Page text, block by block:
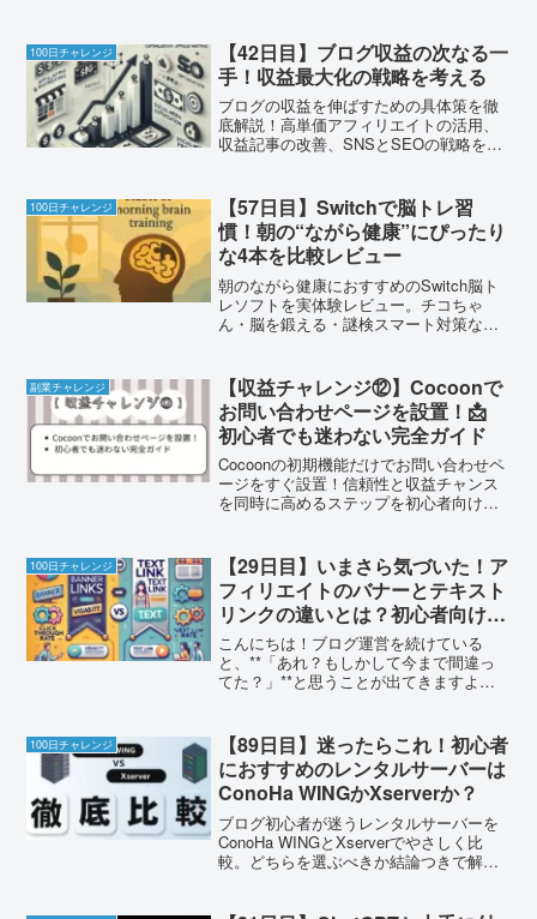
100日チャレンジ
【42日目】ブログ収益の次なる一
手！収益最大化の戦略を考える
ブログの収益を伸ばすための具体策を徹
底解説！高単価アフィリエイトの活用、
収益記事の改善、SNSとSEOの戦略を紹
100日チャレンジ
【57日目】Switchで脳トレ習
慣！朝の“ながら健康”にぴったり
な4本を比較レビュー
朝のながら健康におすすめのSwitch脳ト
レソフトを実体験レビュー。チコちゃ
ん・脳を鍛える・謎検スマート対策など4
副業チャレンジ
【収益チャレンジ⑫】Cocoonで
お問い合わせページを設置！📩
初心者でも迷わない完全ガイド
Cocoonの初期機能だけでお問い合わせペ
ージをすぐ設置！信頼性と収益チャンス
を同時に高めるステップを初心者向けに
100日チャレンジ
【29日目】いまさら気づいた！ア
フィリエイトのバナーとテキスト
リンクの違いとは？初心者向け解
説
こんにちは！ブログ運営を続けている
と、**「あれ？もしかして今まで間違っ
てた？」**と思うことが出てきますよ
使っていたけど、実はテキストリンクの
方がクリックされやすいん...
100日チャレンジ
【89日目】迷ったらこれ！初心者
におすすめのレンタルサーバーは
ConoHa WINGかXserverか？
ブログ初心者が迷うレンタルサーバーを
ConoHa WINGとXserverでやさしく比
較。どちらを選ぶべきか結論つきで解説